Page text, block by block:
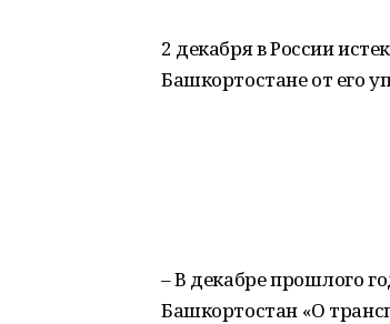
2 декабря в России
Башкортостане от его
– В декабре прошлого
Башкортостан «О